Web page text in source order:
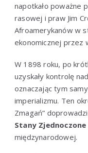
napotkało poważne
rasowej i praw Jim
Afroamerykanów w
ekonomicznej przez
W 1898 roku, po
uzyskały kontrolę
oznaczając tym
imperializmu. Ten
Zmagań”
Stany
międzynarodowej.